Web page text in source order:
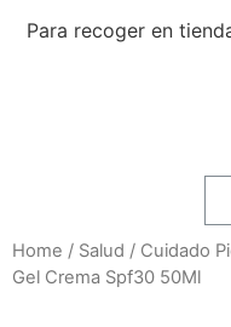
Para recoger en
Home / Salud / Cuidado
Gel Crema Spf30 50Ml